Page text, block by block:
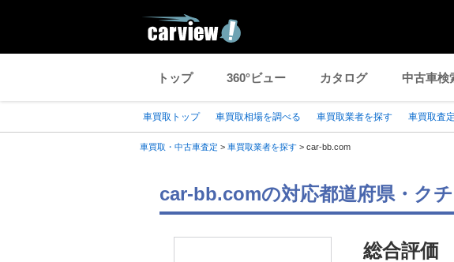
トップ 360°ビュー カタログ 中古車検
車買取トップ 車買取相場を調べる 車買取業者を探す 車買取査
車買取・中古車査定 > 車買取業者を探す > car-bb.com
car-bb.comの対応都道府県・ク
総合評価